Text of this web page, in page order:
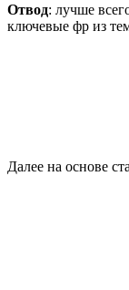
Отвод: лучше
ключевые фр из
Далее на основе